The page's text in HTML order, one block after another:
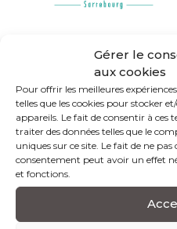
Gérer le
aux cookies
Pour offrir les meilleures
telles que les cookies pour stocker
appareils. Le fait de consentir à
traiter des données telles que le
uniques sur ce site. Le fait de ne
consentement peut avoir un effet
et fonctions.